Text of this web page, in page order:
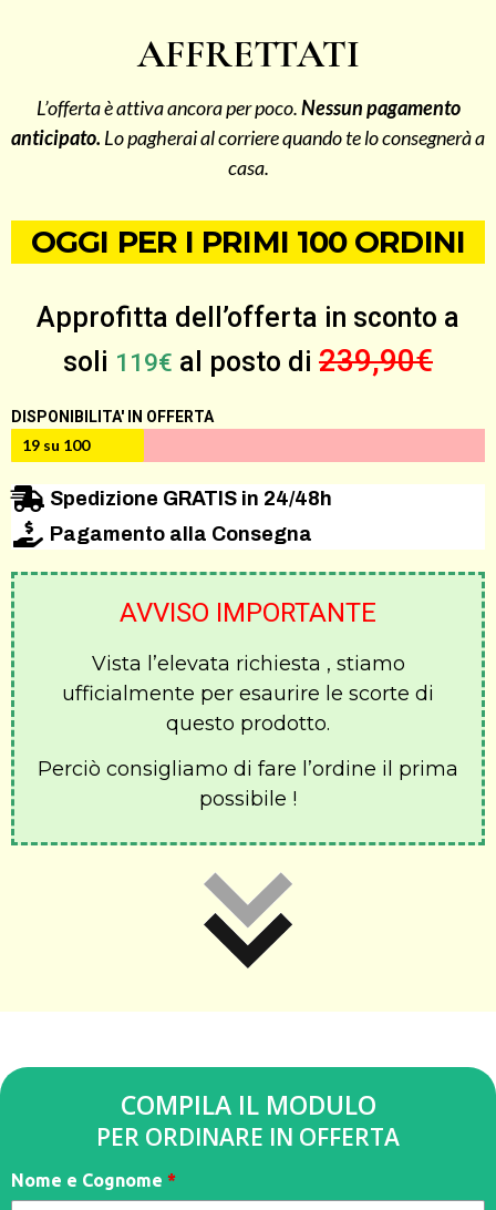
AFFRETTATI
L’offerta è attiva ancora per poco.Nessun pagamento
anticipato. Lo pagherai al corriere quando te lo consegnerà a
casa.
OGGI PER I PRIMI 100 ORDINI
Approfitta dell’offerta in sconto a
soli 119€ al posto di 239,90€
DISPONIBILITA' IN OFFERTA
19 su 100
Spedizione GRATIS in 24/48h
Pagamento alla Consegna
AVVISO IMPORTANTE
Vista l’elevata richiesta , stiamo
ufficialmente per esaurire le scorte di
questo prodotto.
Perciò consigliamo di fare l’ordine il prima
possibile !
COMPILA IL MODULO
PER ORDINARE IN OFFERTA
TrioFresh
-
Nome e Cognome *